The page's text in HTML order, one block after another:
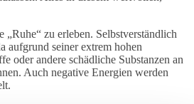
„Ruhe“ zu erleben. Selbstverständlich
aufgrund seiner extrem hohen
oder andere schädliche Substanzen an
Auch negative Energien werden